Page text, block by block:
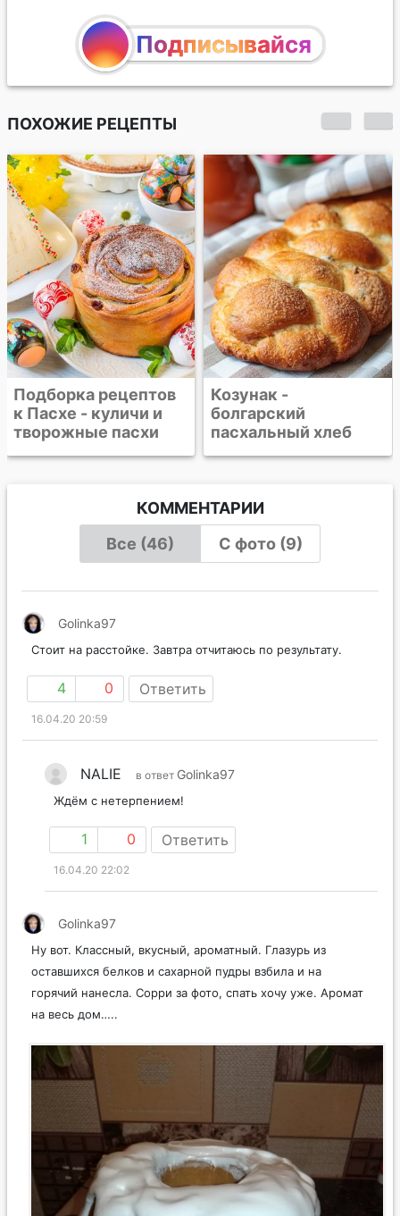
Подписывайся
ПОХОЖИЕ РЕЦЕПТЫ
Козунак -
болгарский
пасхальный хлеб
Пасхальный
шафрановый кулич
КОММЕНТАРИИ
Все (46)
С фото (9)
Golinka97
Стоит на расстойке. Завтра отчитаюсь по результату.
4 0 Ответить
16.04.20 20:59
NALIE в ответ Golinka97
Ждём с нетерпением!
1 0 Ответить
16.04.20 22:02
Golinka97
Ну вот. Классный, вкусный, ароматный. Глазурь из
оставшихся белков и сахарной пудры взбила и на
горячий нанесла. Сорри за фото, спать хочу уже. Аромат
на весь дом…..